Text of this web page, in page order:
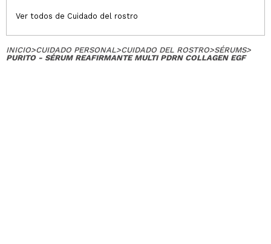
Ver todos de Cuidado del rostro
INICIO>CUIDADO PERSONAL>CUIDADO DEL ROSTRO>SÉRUMS>
PURITO - SÉRUM REAFIRMANTE MULTI PDRN COLLAGEN EGF